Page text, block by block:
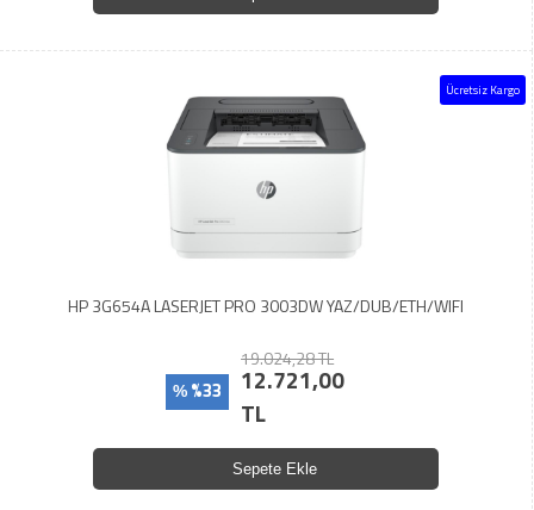
Ücretsiz Kargo
HP 3G654A LASERJET PRO 3003DW YAZ/DUB/ETH/WIFI
% %33
19.024,28 TL
12.721,00
TL
Sepete Ekle